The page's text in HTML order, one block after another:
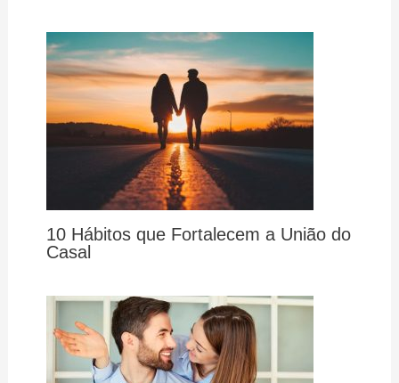
10 Hábitos que Fortalecem a União do
Casal